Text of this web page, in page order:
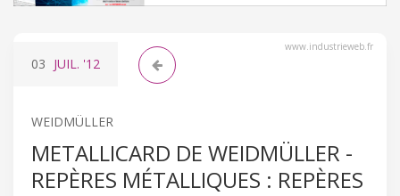
www.industrieweb.fr
03 JUIL. '12
WEIDMÜLLER
METALLICARD DE WEIDMÜLLER -
REPÈRES MÉTALLIQUES : REPÈRES